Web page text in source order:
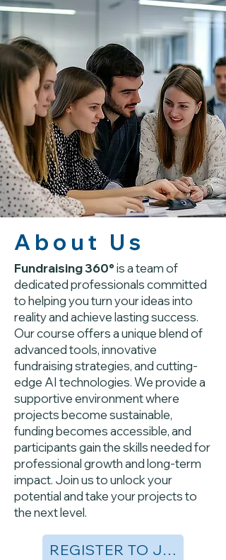
About Us
Fundraising 360°is a team of
dedicated professionals committed
to helping you turn your ideas into
reality and achieve lasting success.
Our course offers a unique blend of
advanced tools, innovative
fundraising strategies, and cutting-
edge AI technologies. We provide a
supportive environment where
projects become sustainable,
funding becomes accessible, and
participants gain the skills needed for
professional growth and long-term
impact. Join us to unlock your
potential and take your projects to
the next level.
REGISTER TO JOIN